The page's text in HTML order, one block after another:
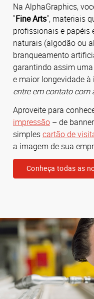
Na AlphaGraphics,
"Fine Arts", materiais
profissionais e papéis
naturais (algodão ou
branqueamento
garantindo assim
e maior longevidade à
entre em contato com
Aproveite para
impressão – de
simplescartão de
a imagem de sua
Conheça todas as